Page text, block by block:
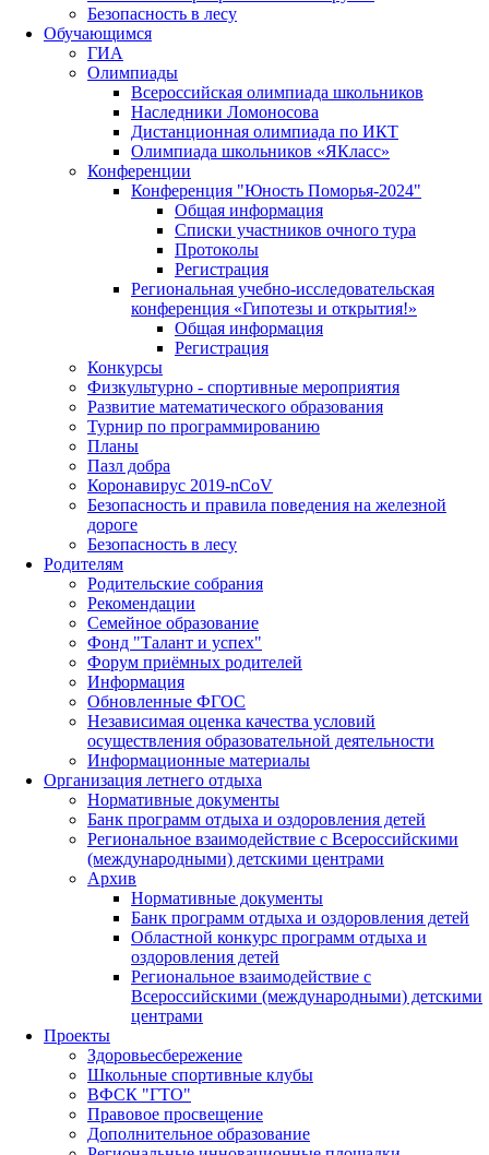
Безопасность в лесу
Обучающимся
ГИА
Олимпиады
Всероссийская олимпиада школьников
Наследники Ломоносова
Дистанционная олимпиада по ИКТ
Олимпиада школьников «ЯКласс»
Конференции
Конференция "Юность Поморья-2024"
Общая информация
Списки участников очного тура
Протоколы
Регистрация
Региональная учебно-исследовательская
конференция «Гипотезы и открытия!»
Общая информация
Регистрация
Конкурсы
Физкультурно - спортивные мероприятия
Развитие математического образования
Турнир по программированию
Планы
Пазл добра
Коронавирус 2019-nCoV
Безопасность и правила поведения на железной
дороге
Безопасность в лесу
Родителям
Родительские собрания
Рекомендации
Семейное образование
Фонд "Талант и успех"
Форум приёмных родителей
Информация
Обновленные ФГОС
Независимая оценка качества условий
осуществления образовательной деятельности
Информационные материалы
Организация летнего отдыха
Нормативные документы
Банк программ отдыха и оздоровления детей
Региональное взаимодействие с Всероссийскими
(международными) детскими центрами
Архив
Нормативные документы
Банк программ отдыха и оздоровления детей
Областной конкурс программ отдыха и
оздоровления детей
Региональное взаимодействие с
Всероссийскими (международными) детскими
центрами
Проекты
Здоровьесбережение
Школьные спортивные клубы
ВФСК "ГТО"
Правовое просвещение
Дополнительное образование